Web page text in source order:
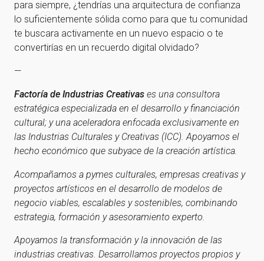
para siempre, ¿tendrías una arquitectura de confianza
lo suficientemente sólida como para que tu comunidad
te buscara activamente en un nuevo espacio o te
convertirías en un recuerdo digital olvidado?
—
Factoría de Industrias Creativas es una consultora
estratégica especializada en el desarrollo y financiación
cultural; y una aceleradora enfocada exclusivamente en
las Industrias Culturales y Creativas (ICC). Apoyamos el
hecho económico que subyace de la creación artística.
Acompañamos a pymes culturales, empresas creativas y
proyectos artísticos en el desarrollo de modelos de
negocio viables, escalables y sostenibles, combinando
estrategia, formación y asesoramiento experto.
Apoyamos la transformación y la innovación de las
industrias creativas. Desarrollamos proyectos propios y